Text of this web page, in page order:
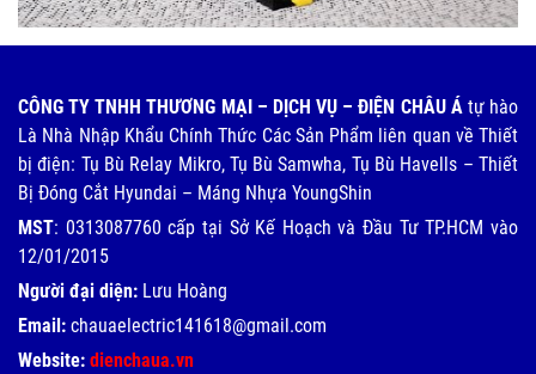
CÔNG TY TNHH THƯƠNG MẠI – DỊCH VỤ – ĐIỆN CHÂU Átự hào
Là Nhà Nhập Khẩu Chính Thức Các Sản Phẩm liên quan về Thiết
bị điện: Tụ Bù Relay Mikro, Tụ Bù Samwha, Tụ Bù Havells – Thiết
Bị Đóng Cắt Hyundai – Máng Nhựa YoungShin
MST: 0313087760 cấp tại Sở Kế Hoạch và Đầu Tư TP.HCM vào
12/01/2015
Người đại diện: Lưu Hoàng
Email: chauaelectric141618@gmail.com
Website: dienchaua.vn